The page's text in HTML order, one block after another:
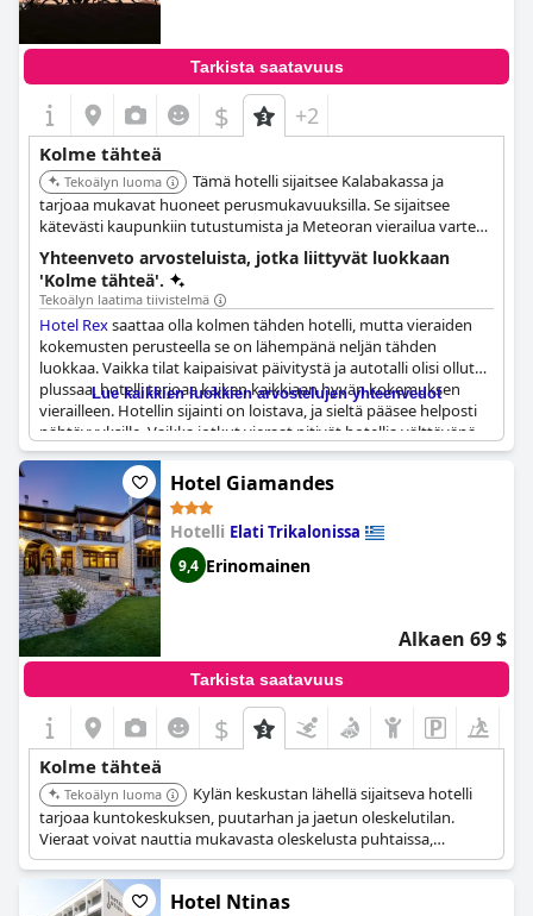
Tarkista saatavuus
$ +2
Kolme tähteä
Tekoälyn luoma
Tämä hotelli sijaitsee Kalabakassa ja
tarjoaa mukavat huoneet perusmukavuuksilla. Se sijaitsee
kätevästi kaupunkiin tutustumista ja Meteoran vierailua varten.
Hotelli tarjoaa hyvän tukikohdan matkailijoille, jotka etsivät
vastinetta rahalle.
Yhteenveto arvosteluista, jotka liittyvät luokkaan
'Kolme tähteä'.
Tekoälyn laatima tiivistelmä
Hotel Rexsaattaa olla kolmen tähden hotelli, mutta vieraiden
kokemusten perusteella se on lähempänä neljän tähden
luokkaa. Vaikka tilat kaipaisivat päivitystä ja autotalli olisi ollut
plussaa, hotelli tarjoaa kaiken kaikkiaan hyvän kokemuksen
vierailleen. Hotellin sijainti on loistava, ja sieltä pääsee helposti
nähtävyyksille. Vaikka jotkut vieraat pitivät hotellia välttävänä
tai keskinkertaisena, toiset kuvaavat sitä hyväksi kolmen tähden
vaihtoehdoksi. Muutamalla vieraalla oli kuitenkin negatiivisia
kokemuksia, kuten likainen huone ja vanhentunut kylpyhuone,
joka ei vastannut mainostettuja kuvia. Muutamista ongelmista
huolimattaHotel Rexillä on enimmäkseen positiivisia
arvosteluja, ja sitä voidaan pitää hyvänä vaihtoehtona
matkustajille, jotka etsivät budjettiystävällistä majoitusta.
Lue kaikkien luokkien arvostelujen yhteenvedot
Hotel Giamandes
Hotelli Elati Trikalonissa
9,4 Erinomainen
Alkaen 69 $
Tarkista saatavuus
$
Kolme tähteä
Tekoälyn luoma
Kylän keskustan lähellä sijaitseva hotelli
tarjoaa kuntokeskuksen, puutarhan ja jaetun oleskelutilan.
Vieraat voivat nauttia mukavasta oleskelusta puhtaissa,
lämpimissä huoneissa ja ystävällisestä palvelusta, jota
täydentää erinomainen aamiainen. Se tarjoaa myös spa- ja
wellness-palveluita.Hotel Ntinas